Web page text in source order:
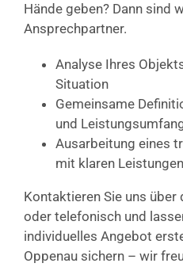
Hände geben? Dann sind
Ansprechpartner.
Analyse Ihres
Situation
Gemeinsame
und
Ausarbeitung eines
mit klaren Leistungen
Kontaktieren Sie uns
oder telefonisch und
individuelles Angebot
Oppenau sichern – wir